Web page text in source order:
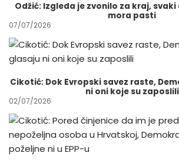
Odžić: Izgleda je zvonilo za kraj,
mora pasti
07/07/2026
Cikotić: Dok Evropski savez raste,
ni oni koje su zaposlili
02/07/2026